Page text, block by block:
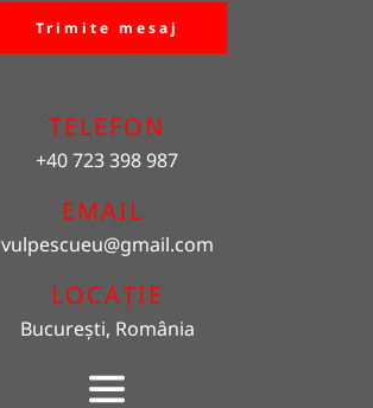
Trimite mesaj
TELEFON
+40 723 398 987
EMAIL
vulpescueu@gmail.com
LOCAȚIE
București, România